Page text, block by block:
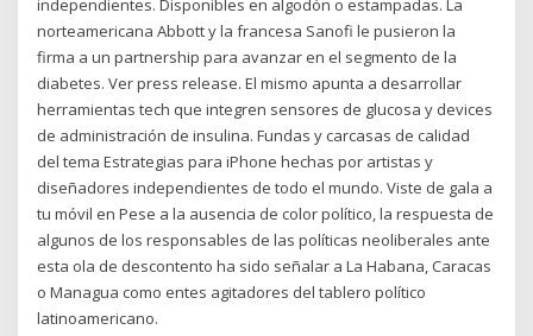
independientes. Disponibles en algodón o estampadas. La
norteamericana Abbott y la francesa Sanofi le pusieron la
firma a un partnership para avanzar en el segmento de la
diabetes. Ver press release. El mismo apunta a desarrollar
herramientas tech que integren sensores de glucosa y devices
de administración de insulina. Fundas y carcasas de calidad
del tema Estrategias para iPhone hechas por artistas y
diseñadores independientes de todo el mundo. Viste de gala a
tu móvil en Pese a la ausencia de color político, la respuesta de
algunos de los responsables de las políticas neoliberales ante
esta ola de descontento ha sido señalar a La Habana, Caracas
o Managua como entes agitadores del tablero político
latinoamericano.